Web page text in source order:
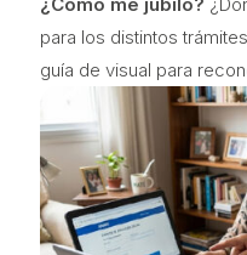
para los distintos
guía de visual para